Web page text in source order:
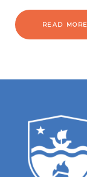
READ MORE